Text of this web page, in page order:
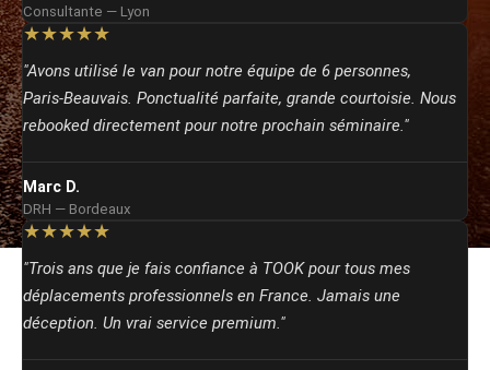
Consultante — Lyon
★★★★★
"Avons utilisé le van pour notre équipe de 6 personnes,
Paris‑Beauvais. Ponctualité parfaite, grande courtoisie. Nous
rebooked directement pour notre prochain séminaire."
Marc D.
DRH — Bordeaux
★★★★★
"Trois ans que je fais confiance à TOOK pour tous mes
déplacements professionnels en France. Jamais une
déception. Un vrai service premium."